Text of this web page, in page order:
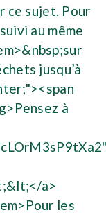
ce sujet. Pour
au même
jusqu’à
à
a>
les